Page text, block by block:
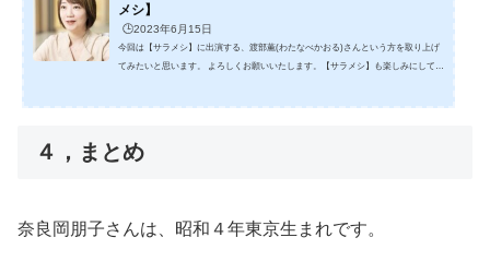
メシ】
🕒️2023年6月15日
今回は【サラメシ】に出演する、渡部薫(わたなべかおる)さんという方を取り上げ
てみたいと思います。 よろしくお願いいたします。【サラメシ】も楽しみにしてい
日」編集長です。 編集長...
４，まとめ
奈良岡朋子さんは、昭和４年東京生まれです。